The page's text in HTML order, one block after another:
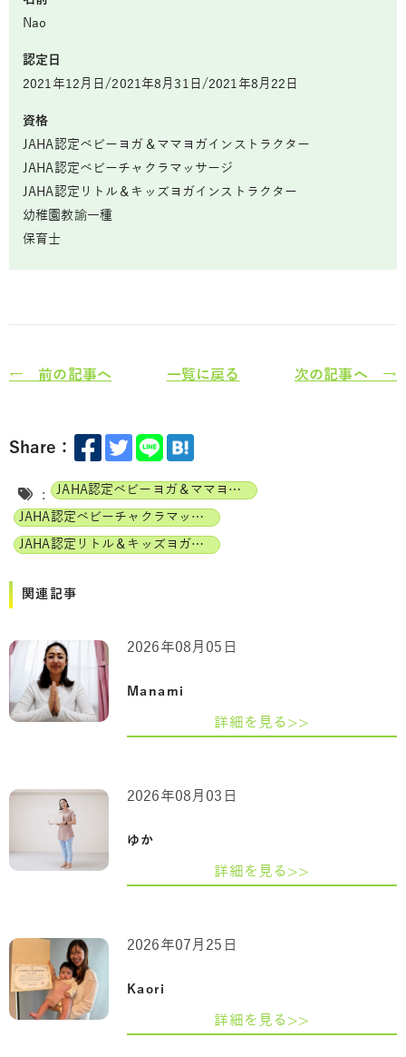
Nao
認定日
2021年12月日/2021年8月31日/2021年8月22日
資格
JAHA認定ベビーヨガ＆ママヨガインストラクター
JAHA認定ベビーチャクラマッサージ
JAHA認定リトル＆キッズヨガインストラクター
幼稚園教諭一種
保育士
← 前の記事へ 一覧に戻る 次の記事へ →
Share：
:
JAHA認定ベビーヨガ＆ママヨガインストラクター
JAHA認定ベビーチャクラマッサージインストラクター
JAHA認定リトル＆キッズヨガインストラクター
関連記事
Manami
2026年08月05日
詳細を見る>>
ゆか
2026年08月03日
詳細を見る>>
Kaori
2026年07月25日
詳細を見る>>